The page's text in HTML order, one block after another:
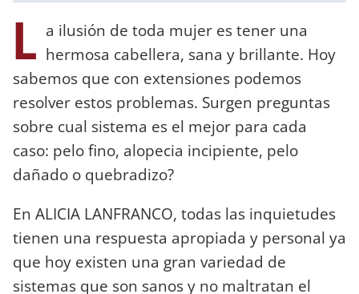
L a ilusión de toda mujer es tener una
hermosa cabellera, sana y brillante. Hoy
sabemos que con extensiones podemos
resolver estos problemas. Surgen preguntas
sobre cual sistema es el mejor para cada
caso: pelo fino, alopecia incipiente, pelo
dañado o quebradizo?
En ALICIA LANFRANCO, todas las inquietudes
tienen una respuesta apropiada y personal ya
que hoy existen una gran variedad de
sistemas que son sanos y no maltratan el